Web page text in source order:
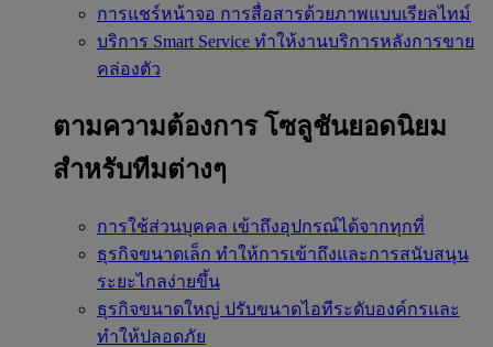
การแชร์หน้าจอ การสื่อสารด้วยภาพแบบเรียลไทม์
บริการ Smart Service ทำให้งานบริการหลังการขาย
คล่องตัว
ตามความต้องการ โซลูชันยอดนิยม
สำหรับทีมต่างๆ
การใช้ส่วนบุคคล เข้าถึงอุปกรณ์ได้จากทุกที่
ธุรกิจขนาดเล็ก ทำให้การเข้าถึงและการสนับสนุน
ระยะไกลง่ายขึ้น
ธุรกิจขนาดใหญ่ ปรับขนาดไอทีระดับองค์กรและ
ทำให้ปลอดภัย